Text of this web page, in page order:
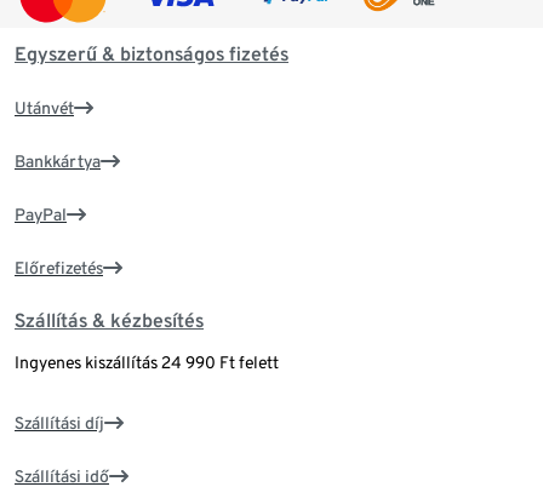
Egyszerű & biztonságos fizetés
Utánvét
Bankkártya
PayPal
Előrefizetés
Szállítás & kézbesítés
Ingyenes kiszállítás 24 990 Ft felett
Szállítási díj
Szállítási idő